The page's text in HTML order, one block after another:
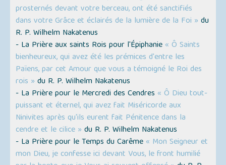
prosternés devant votre berceau, ont été sanctifiés
dans votre Grâce et éclairés de la lumière de la Foi » du
R. P. Wilhelm Nakatenus
- La Prière aux saints Rois pour l'Épiphanie « Ô Saints
bienheureux, qui avez été les prémices d'entre les
Païens, par cet Amour que vous a témoigné le Roi des
rois » du R. P. Wilhelm Nakatenus
- La Prière pour le Mercredi des Cendres « Ô Dieu tout-
puissant et éternel, qui avez fait Miséricorde aux
Ninivites après qu'ils eurent fait Pénitence dans la
cendre et le cilice » du R. P. Wilhelm Nakatenus
- La Prière pour le Temps du Carême « Mon Seigneur et
mon Dieu, je confesse ici devant Vous, le front humilié